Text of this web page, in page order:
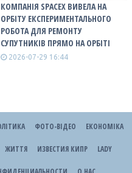
КОМПАНІЯ SPACEX ВИВЕЛА НА
ОРБІТУ ЕКСПЕРИМЕНТАЛЬНОГО
РОБОТА ДЛЯ РЕМОНТУ
СУПУТНИКІВ ПРЯМО НА ОРБІТІ
2026-07-29 16:44
ФОТО-ВІДЕО ЕКОНОМІКА
ЖИТТЯ ИЗВЕСТИЯ КИПР LADY